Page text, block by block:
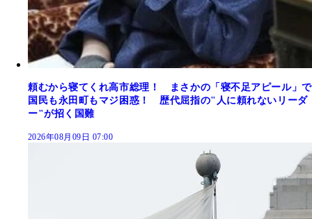
頼むから寝てくれ高市総理！ まさかの「寝不足アピール」で
国民も永田町もマジ困惑！ 歴代屈指の"人に頼れないリーダ
ー"が招く国難
2026年08月09日 07:00